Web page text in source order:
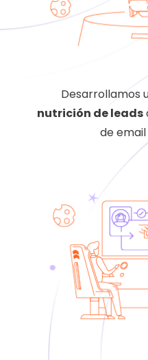
Desarrollamos
nutrición de leads
de